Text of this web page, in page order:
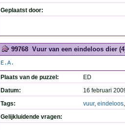
Geplaatst door:
99768 Vuur van een eindeloos dier
E.A.
Plaats van de puzzel:
ED
Datum:
16 februari
Tags:
vuur, eindeloos
Gelijkluidende vragen: